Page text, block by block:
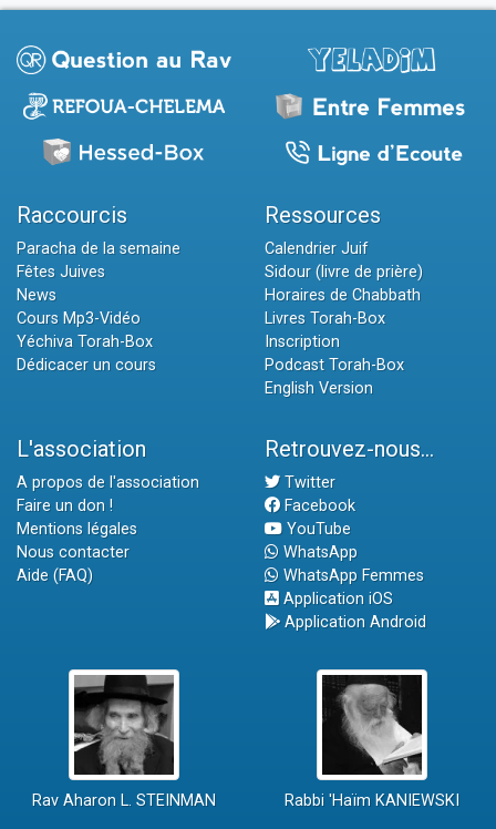
Raccourcis
Paracha de la semaine
Fêtes Juives
News
Cours Mp3-Vidéo
Yéchiva Torah-Box
Dédicacer un cours
Ressources
Calendrier Juif
Sidour (livre de prière)
Horaires de Chabbath
Livres Torah-Box
Inscription
Podcast Torah-Box
English Version
L'association
A propos de l'association
Faire un don !
Mentions légales
Nous contacter
Aide (FAQ)
Retrouvez-nous...
Twitter
Facebook
YouTube
WhatsApp
WhatsApp Femmes
Application iOS
Application Android
Rav Aharon L. STEINMAN Rabbi 'Haïm KANIEWSKI